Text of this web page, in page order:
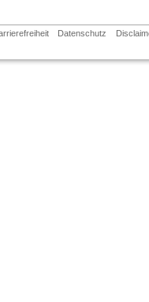
Datenschutz